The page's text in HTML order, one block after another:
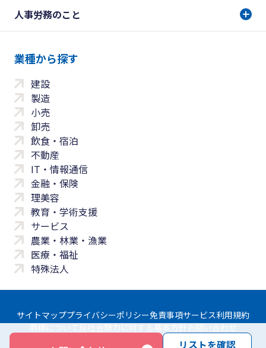
リストを確認
人事労務のこと
業種から探す
建設
製造
小売
卸売
飲食・宿泊
不動産
IT・情報通信
金融・保険
理美容
教育・学術支援
サービス
農業・林業・漁業
医療・福祉
特殊法人
サイトマッププライバシーポリシー免責事項サービス利用規約
商標について反社会勢力に対する基本方針お問い合わせ